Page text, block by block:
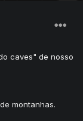
caves" de nosso
montanhas.